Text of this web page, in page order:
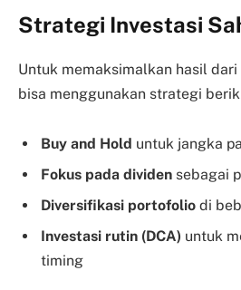
Strategi Investasi
Untuk memaksimalkan hasil
bisa menggunakan strategi
Buy and Hold untuk jangka
Fokus pada dividen sebagai
Diversifikasi portofolio di
Investasi rutin (DCA) untuk
timing